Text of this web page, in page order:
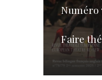
Numéro
Faire